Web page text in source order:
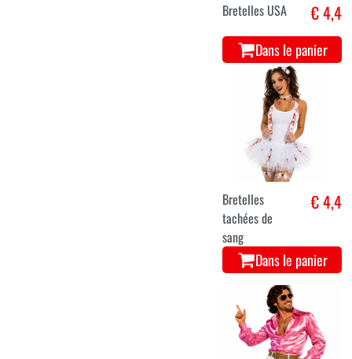
Bretelles USA € 4,4
Dans le panier
Bretelles
tachées de
sang
€ 4,4
Dans le panier